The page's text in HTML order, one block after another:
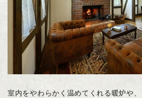
室内をやわらかく温めてくれる暖炉や